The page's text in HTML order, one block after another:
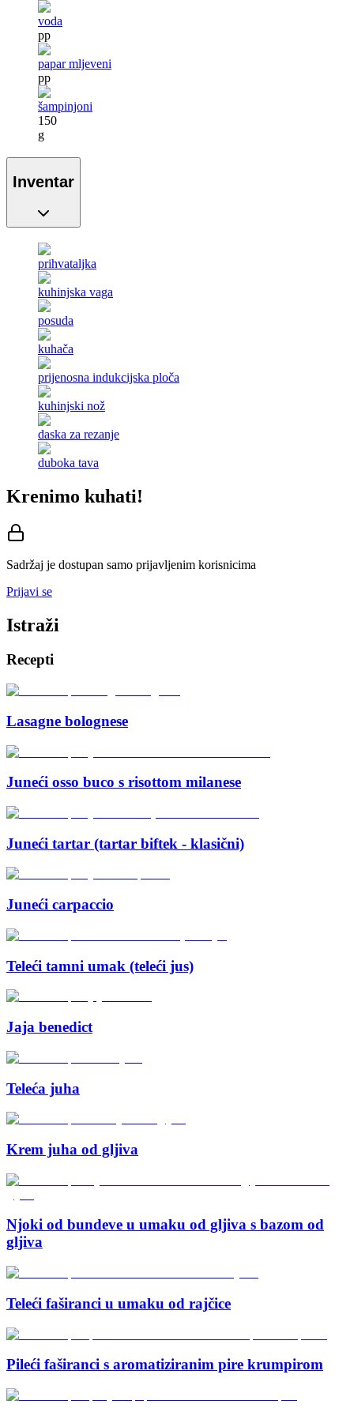
voda
pp
papar mljeveni
pp
šampinjoni
150
g
Inventar
prihvataljka
kuhinjska vaga
posuda
kuhača
prijenosna indukcijska ploča
kuhinjski nož
daska za rezanje
duboka tava
Krenimo kuhati!
Sadržaj je dostupan samo prijavljenim korisnicima
Prijavi se
Istraži
Recepti
Lasagne bolognese
Juneći osso buco s risottom milanese
Juneći tartar (tartar biftek - klasični)
Juneći carpaccio
Teleći tamni umak (teleći jus)
Jaja benedict
Teleća juha
Krem juha od gljiva
Njoki od bundeve u umaku od gljiva s bazom od
gljiva
Teleći faširanci u umaku od rajčice
Pileći faširanci s aromatiziranim pire krumpirom